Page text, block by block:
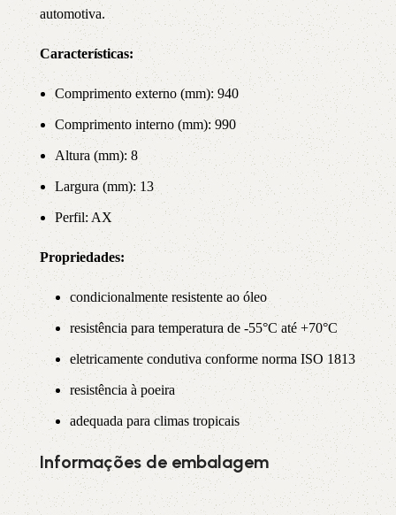
automotiva.
Características:
Comprimento externo (mm): 940
Comprimento interno (mm): 990
Altura (mm): 8
Largura (mm): 13
Perfil: AX
Propriedades:
condicionalmente resistente ao óleo
resistência para temperatura de -55°C até +70°C
eletricamente condutiva conforme norma ISO 1813
resistência à poeira
adequada para climas tropicais
Informações de embalagem